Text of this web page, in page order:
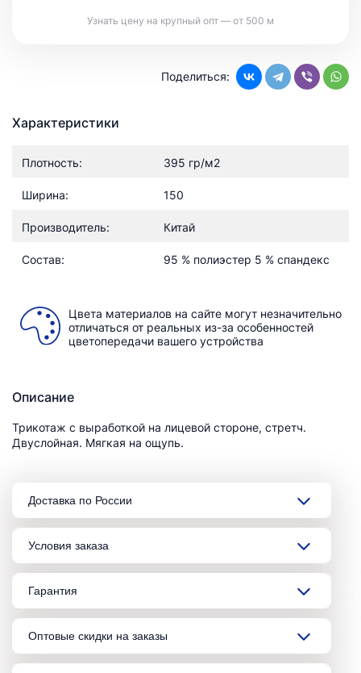
Узнать цену на крупный опт — от 500 м
Поделиться:
Характеристики
Плотность: 395 гр/м2
Ширина: 150
Производитель: Китай
Состав: 95 % полиэстер 5 % спандекс
Цвета материалов на сайте могут незначительно
отличаться от реальных из-за особенностей
цветопередачи вашего устройства
Описание
Трикотаж с выработкой на лицевой стороне, стретч.
Двуслойная. Мягкая на ощупь.
Доставка по России
Условия заказа
Гарантия
Оптовые скидки на заказы